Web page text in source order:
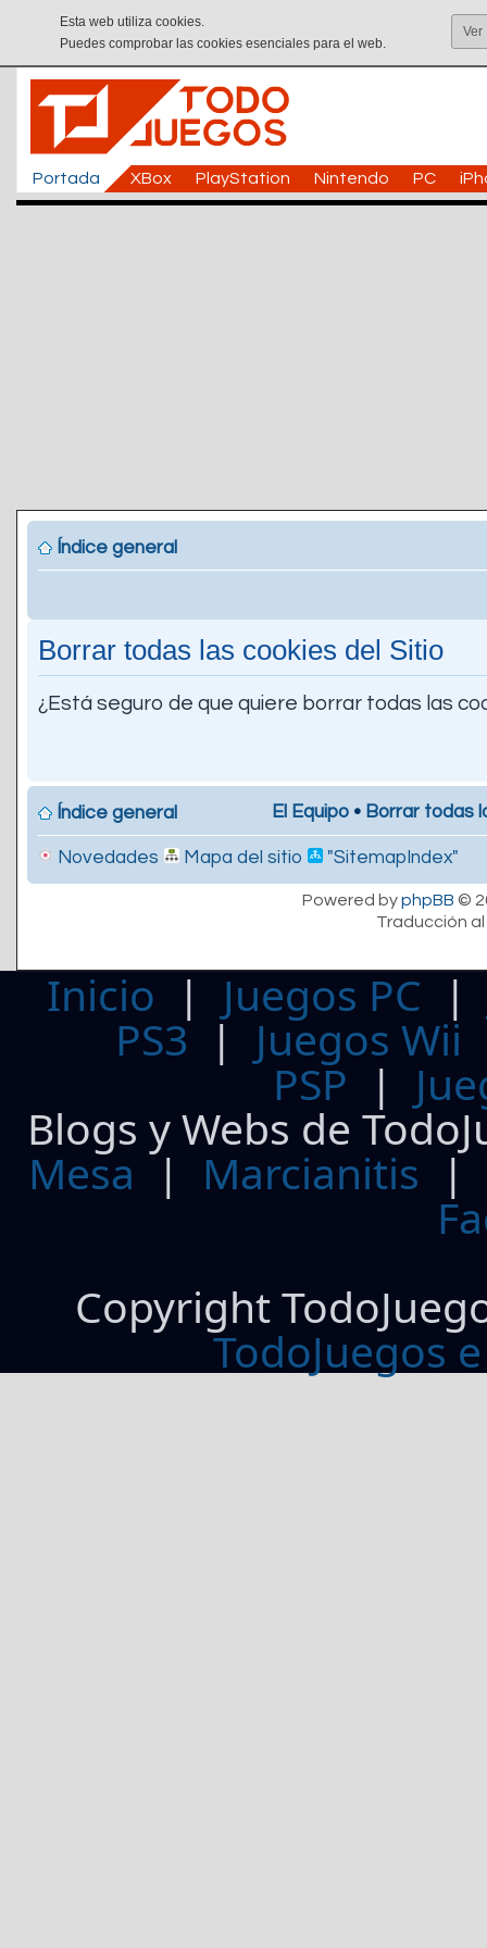
Esta web utiliza cookies.
Puedes comprobar las cookies esenciales para el web.
Ver
Portada XBox PlayStation Nintendo PC
Índice general
Borrar todas las cookies del Sitio
¿Está seguro de que quiere borrar todas las
Índice general El Equipo • Borrar todas
Novedades Mapa del sitio "SitemapIndex"
Powered byphpBB ©
Traducción
Inicio | Juegos PC
PS3| Juegos Wii
PSP |
Blogs y Webs de
Mesa | Marcianitis |
Copyright
TodoJuegos